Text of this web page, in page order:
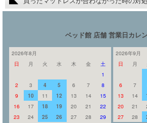
ベッド館 店舗 営業日カレ
2026年8月
日
月 火 水 木 金
土
1
2
3 4 5 6 7
8
9
10 11 12 13 14
15
16
17 18 19 20 21
22
23
24 25 26 27 28
29
2026年9月
日
月
6
7
13
14
20
21
27
28